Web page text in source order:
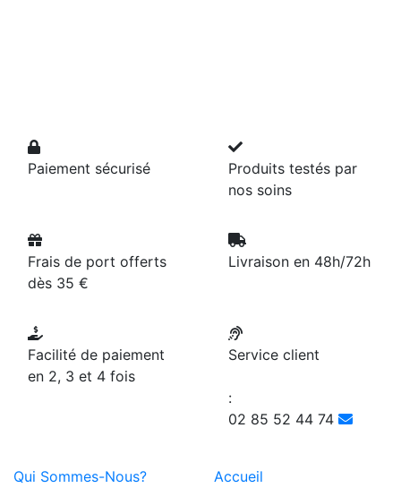
Paiement sécurisé
Produits testés par
nos soins
Frais de port offerts
dès 35 €
Livraison en 48h/72h
Facilité de paiement
en 2, 3 et 4 fois
Service client
:
02 85 52 44 74
Qui Sommes-Nous?
Accueil